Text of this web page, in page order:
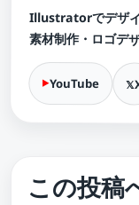
Illustratorでデザ
素材制作・ロゴデ
YouTube
この投稿